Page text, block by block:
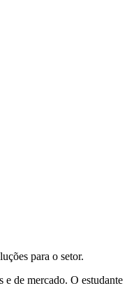
para o setor.
de mercado. O estudante